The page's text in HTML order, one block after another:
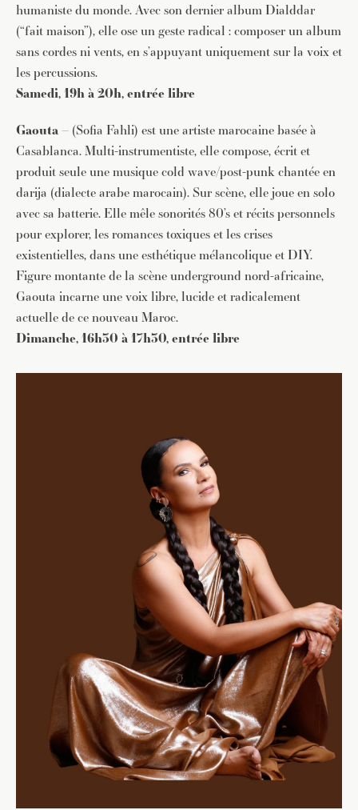
humaniste du monde. Avec son dernier album Dialddar
(“fait maison”), elle ose un geste radical : composer un album
sans cordes ni vents, en s’appuyant uniquement sur la voix et
les percussions.
Samedi, 19h à 20h, entrée libre
Gaouta– (Sofia Fahli) est une artiste marocaine basée à
Casablanca. Multi-instrumentiste, elle compose, écrit et
produit seule une musique cold wave/post-punk chantée en
darija (dialecte arabe marocain). Sur scène, elle joue en solo
avec sa batterie. Elle mêle sonorités 80’s et récits personnels
pour explorer, les romances toxiques et les crises
existentielles, dans une esthétique mélancolique et DIY.
Figure montante de la scène underground nord-africaine,
Gaouta incarne une voix libre, lucide et radicalement
actuelle de ce nouveau Maroc.
Dimanche, 16h30 à 17h30, entrée libre